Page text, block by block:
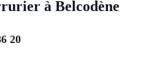
à Belcodène
20